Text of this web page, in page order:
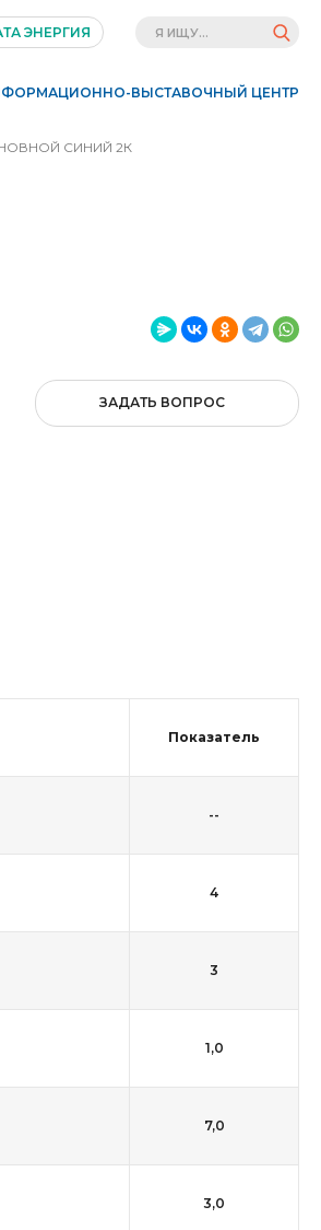
ЭНЕРГИЯ
ВЫСТАВОЧНЫЙ ЦЕНТР
СИНИЙ 2К
ЗАДАТЬ ВОПРОС
Показатель
--
4
3
1,0
7,0
3,0